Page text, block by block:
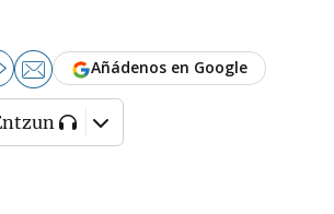
Añádenos en Google